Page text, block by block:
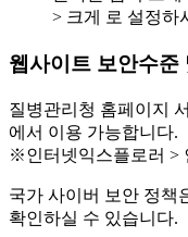
> 크게 로 설정하
웹사이트 보안수준
질병관리청 홈페이지
에서 이용 가능합니다.
※인터넷익스플로러 >
국가 사이버 보안 정책
확인하실 수 있습니다.